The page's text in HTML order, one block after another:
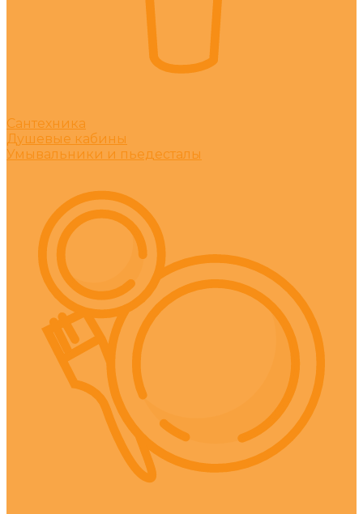
Сантехника
Душевые кабины
Умывальники и пьедесталы